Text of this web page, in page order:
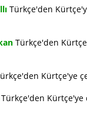
Türkçe'den
Türkçe'den
Kürtçe'ye
Türkçe'den Kürtçe'ye